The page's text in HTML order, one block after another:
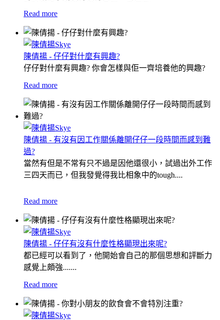
Read more
陳倩揚 - 仔仔對什麼有興趣?
仔仔對什麼有興趣? 你會怎樣與佢一齊培養他的興趣?
Read more
陳倩揚 - 有沒有因工作關係離開仔仔一段時間而感到難
過?
當然有但是不常有只不過是因他還很小，試過出外工作
三四天而已，但我發覺得我比相象中的tough....
Read more
陳倩揚 - 仔仔有沒有什麼性格顯現出來呢?
都已經可以看到了，他開始會自己的那個思想和評斷力
感覺上頗強.......
Read more